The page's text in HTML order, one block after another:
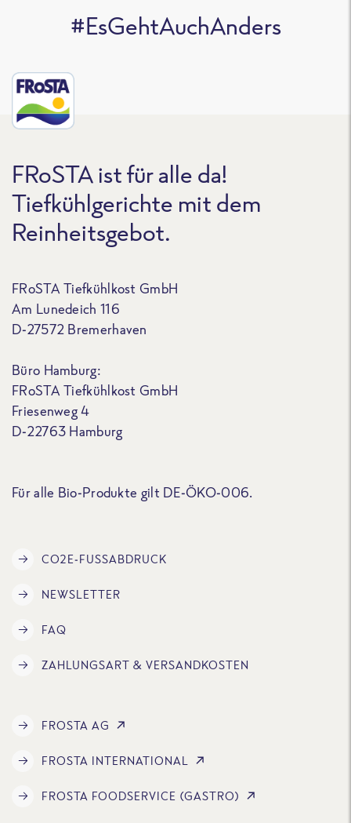
#EsGehtAuchAnders
FRoSTA ist für alle da!
Tiefkühlgerichte mit dem
Reinheitsgebot.
FRoSTA Tiefkühlkost GmbH
Am Lunedeich 116
D-27572 Bremerhaven
Büro Hamburg:
FRoSTA Tiefkühlkost GmbH
Friesenweg 4
D-22763 Hamburg
Für alle Bio-Produkte gilt DE-ÖKO-006.
CO2E-FUSSABDRUCK
NEWSLETTER
FAQ
ZAHLUNGSART & VERSANDKOSTEN
FROSTA AG
FROSTA INTERNATIONAL
FROSTA FOODSERVICE (GASTRO)